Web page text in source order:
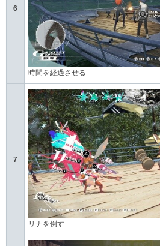
6
時間を経過させる
7
リナを倒す